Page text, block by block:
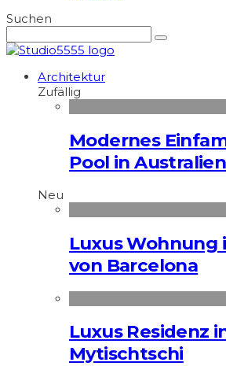
Suchen
Architektur
Zufällig
Modernes
Pool in Australien
Neu
Luxus Wohnung
von Barcelona
Luxus Residenz
Mytischtschi